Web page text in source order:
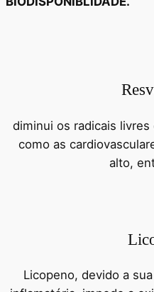
diminui os radicais
como as
alto,
Licopeno, devido a